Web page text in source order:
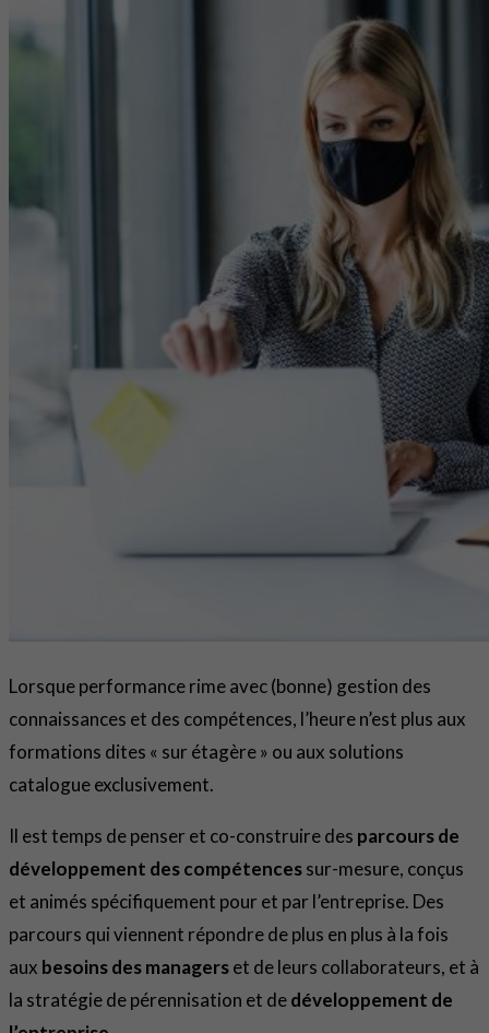
Lorsque performance rime avec (bonne) gestion des
connaissances et des compétences, l’heure n’est plus aux
formations dites « sur étagère » ou aux solutions
catalogue exclusivement.
Il est temps de penser et co-construire des parcours de
développement des compétencessur-mesure, conçus
et animés spécifiquement pour et par l’entreprise. Des
parcours qui viennent répondre de plus en plus à la fois
aux besoins des managerset de leurs collaborateurs, et à
la stratégie de pérennisation et dedéveloppement de